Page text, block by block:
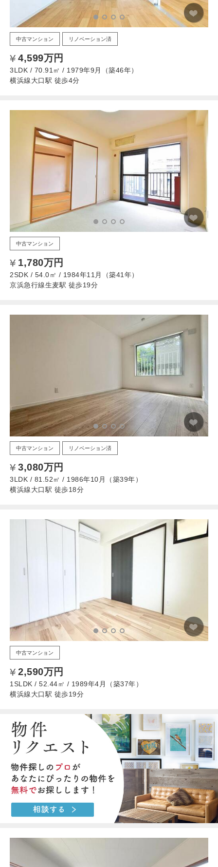
中古マンション リノベーション済
4,599万円
3LDK / 70.91㎡ / 1979年9月（築46年）
横浜線大口駅 徒歩4分
中古マンション
1,780万円
2SDK / 54.0㎡ / 1984年11月（築41年）
京浜急行線生麦駅 徒歩19分
中古マンション リノベーション済
3,080万円
3LDK / 81.52㎡ / 1986年10月（築39年）
横浜線大口駅 徒歩18分
中古マンション
2,590万円
1SLDK / 52.44㎡ / 1989年4月（築37年）
横浜線大口駅 徒歩19分